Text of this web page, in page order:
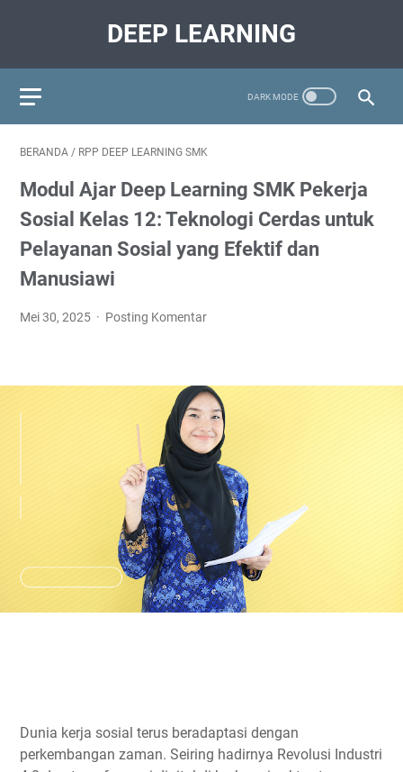
DEEP LEARNING
BERANDA / RPP DEEP LEARNING SMK
Modul Ajar Deep Learning SMK Pekerja
Sosial Kelas 12: Teknologi Cerdas untuk
Pelayanan Sosial yang Efektif dan
Manusiawi
Mei 30, 2025 Posting Komentar
Dunia kerja sosial terus beradaptasi dengan
perkembangan zaman. Seiring hadirnya Revolusi Industri